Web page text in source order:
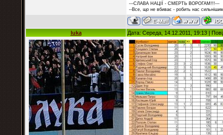
---СЛАВА НАЦІЇ - СМЕРТЬ ВОРОГАМ!!!---
--Все, що не вбиває - робить нас
luka Дата: Середа, 14.12.2011, 19:13 |